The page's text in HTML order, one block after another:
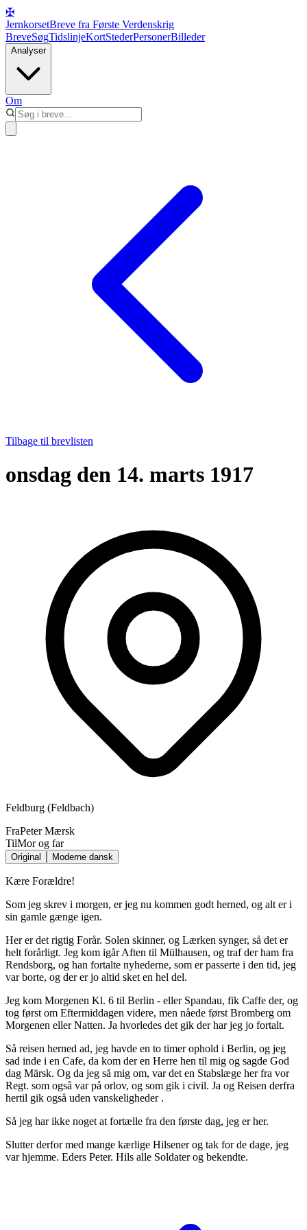
✠
JernkorsetBreve fra Første Verdenskrig
BreveSøgTidslinjeKortStederPersonerBilleder
Analyser
Om
Tilbage til brevlisten
onsdag den 14. marts 1917
Feldburg (Feldbach)
FraPeter Mærsk
TilMor og far
Original Moderne dansk
Kære Forældre!
Som jeg skrev i morgen, er jeg nu kommen godt herned, og alt er i
sin gamle gænge igen.
Her er det rigtig Forår. Solen skinner, og Lærken synger, så det er
helt forårligt. Jeg kom igår Aften til Mülhausen, og traf der ham fra
Rendsborg, og han fortalte nyhederne, som er passerte i den tid, jeg
var borte, og der er jo altid sket en hel del.
Jeg kom Morgenen Kl. 6 til Berlin - eller Spandau, fik Caffe der, og
tog først om Eftermiddagen videre, men nåede først Bromberg om
Morgenen eller Natten. Ja hvorledes det gik der har jeg jo fortalt.
Så reisen herned ad, jeg havde en to timer ophold i Berlin, og jeg
sad inde i en Cafe, da kom der en Herre hen til mig og sagde God
dag Märsk. Og da jeg så mig om, var det en Stabslæge her fra vor
Regt. som også var på orlov, og som gik i civil. Ja og Reisen derfra
hertil gik også uden vanskeligheder .
Så jeg har ikke noget at fortælle fra den første dag, jeg er her.
Slutter derfor med mange kærlige Hilsener og tak for de dage, jeg
var hjemme. Eders Peter. Hils alle Soldater og bekendte.